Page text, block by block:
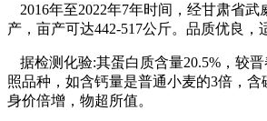
2016年至2022年7年时间，经甘肃省武
产，亩产可达442-517公斤。品质优良，
据检测化验:其蛋白质含量20.5% ，较
照品种，如含钙量是普通小麦的3倍，含
身价倍增，物超所值。